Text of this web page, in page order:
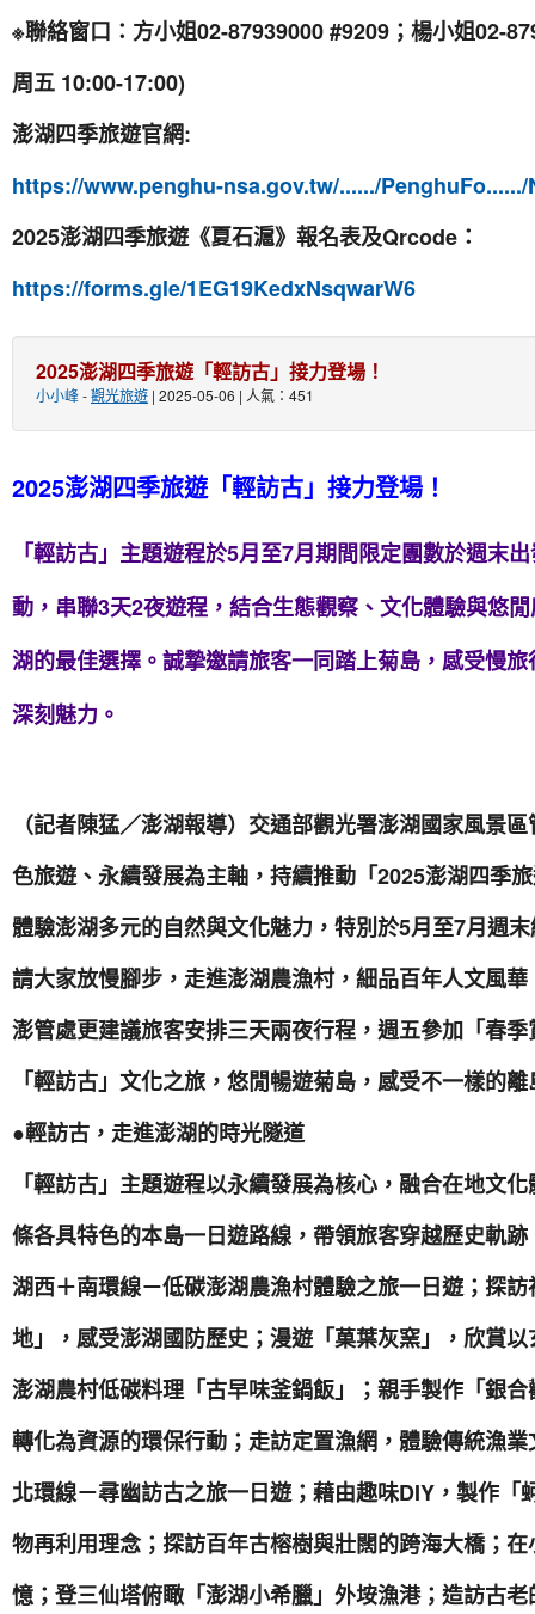
※聯絡窗口：方小姐02-87939000 #9209；楊小姐02-
周五 10:00-17:00)
澎湖四季旅遊官網:
https://www.penghu-nsa.gov.tw/....../
2025澎湖四季旅遊《夏石滬》報名表及Qrcode：
https://forms.gle/1EG19KedxNsqwarW6
2025澎湖四季旅遊「輕訪古」接力登場！
小小峰-觀光旅遊 | 2025-05-06 | 人氣：451
2025澎湖四季旅遊「輕訪古」接力登場！
「輕訪古」主題遊程於5月至7月期間限定團數於週末
動，串聯3天2夜遊程，結合生態觀察、文化體驗與悠
湖的最佳選擇。誠摯邀請旅客一同踏上菊島，感受慢
深刻魅力。
（記者陳猛／澎湖報導）交通部觀光署澎湖國家風景
色旅遊、永續發展為主軸，持續推動「2025澎湖四季
體驗澎湖多元的自然與文化魅力，特別於5月至7月週
請大家放慢腳步，走進澎湖農漁村，細品百年人文風
澎管處更建議旅客安排三天兩夜行程，週五參加「春
「輕訪古」文化之旅，悠閒暢遊菊島，感受不一樣的
●輕訪古，走進澎湖的時光隧道
「輕訪古」主題遊程以永續發展為核心，融合在地文
條各具特色的本島一日遊路線，帶領旅客穿越歷史軌
湖西＋南環線－低碳澎湖農漁村體驗之旅一日遊；探
地」，感受澎湖國防歷史；漫遊「菓葉灰窯」，欣賞
澎湖農村低碳料理「古早味釜鍋飯」；親手製作「銀
轉化為資源的環保行動；走訪定置漁網，體驗傳統漁業
北環線－尋幽訪古之旅一日遊；藉由趣味DIY，製作「
物再利用理念；探訪百年古榕樹與壯闊的跨海大橋；
憶；登三仙塔俯瞰「澎湖小希臘」外垵漁港；造訪古